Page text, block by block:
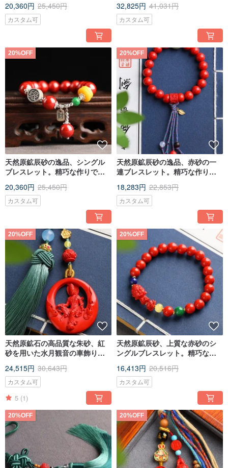
20,360円 25,450円
カスタム可
は95%以上。
32,825円 41,031円
カスタム可
20%OFF
天然原鉱辰砂の逸品、シングル
ブレスレット。精巧な作りで、
20,360円 25,450円
カスタム可
20%OFF
天然原鉱辰砂の逸品、赤砂の一
連ブレスレット。精巧な作り。
18,283円 22,853円
カスタム可
20%OFF
天然原鉱石の高品質な朱砂、紅
砂を用いた水月観音の車飾り。
95%以上。
24,515円 30,643円
カスタム可
5 (1)
20%OFF
天然原鉱辰砂、上質な赤砂のシ
ングルブレスレット。精巧な作
16,413円 20,516円
カスタム可
20%OFF 20%OFF